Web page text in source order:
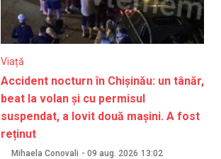
Viață
Accident nocturn în Chișinău: un tânăr,
beat la volan și cu permisul
suspendat, a lovit două mașini. A fost
reținut
Mihaela Conovali - 09 aug. 2026 13:02